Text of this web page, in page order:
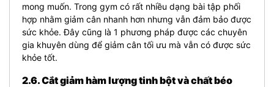
mong muốn. Trong gym có rất nhiều dạng bài tập phối
hợp nhằm giảm cân nhanh hơn nhưng vẫn đảm bảo được
sức khỏe. Đây cũng là 1 phương pháp được các chuyên
gia khuyên dùng để giảm cân tối ưu mà vẫn có được sức
khỏe tốt.
2.6. Cắt giảm hàm lượng tinh bột và chất béo